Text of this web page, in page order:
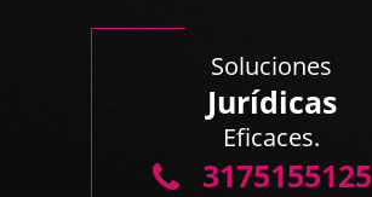
Soluciones
Jurídicas
Eficaces.
3175155125